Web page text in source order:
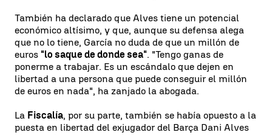
También ha declarado que Alves tiene un potencial
económico altísimo, y que, aunque su defensa alega
que no lo tiene, García no duda de que un millón de
euros "lo saque de donde sea". "Tengo ganas de
ponerme a trabajar. Es un escándalo que dejen en
libertad a una persona que puede conseguir el millón
de euros en nada", ha zanjado la abogada.
La Fiscalía, por su parte, también se había opuesto a la
puesta en libertad del exjugador del Barça Dani Alves